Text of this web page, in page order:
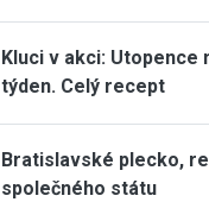
Kluci v akci: Utopence
týden. Celý recept
Bratislavské plecko,
společného státu